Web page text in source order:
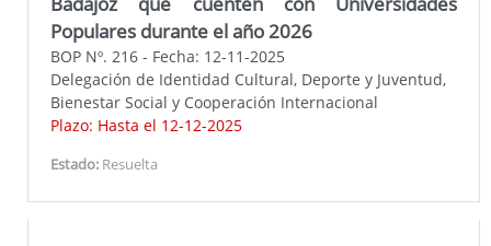
Populares durante el año 2026
BOP Nº. 216 - Fecha: 12-11-2025
Delegación de Identidad Cultural, Deporte y Juventud,
Bienestar Social y Cooperación Internacional
Plazo: Hasta el 12-12-2025
Estado: Resuelta